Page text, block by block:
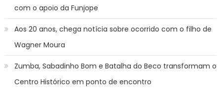
com o apoio da Funjope
Aos 20 anos, chega notícia sobre ocorrido com o filho de
Wagner Moura
Zumba, Sabadinho Bom e Batalha do Beco transformam o
Centro Histórico em ponto de encontro